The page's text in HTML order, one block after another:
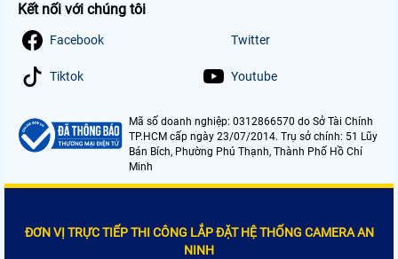
Kết nối với chúng tôi
Facebook Twitter
Tiktok Youtube
Mã số doanh nghiệp: 0312866570 do Sở Tài Chính
TP.HCM cấp ngày 23/07/2014. Trụ sở chính: 51 Lũy
Bán Bích, Phường Phú Thạnh, Thành Phố Hồ Chí
Minh
ĐƠN VỊ TRỰC TIẾP THI CÔNG LẮP ĐẶT HỆ THỐNG CAMERA AN
NINH